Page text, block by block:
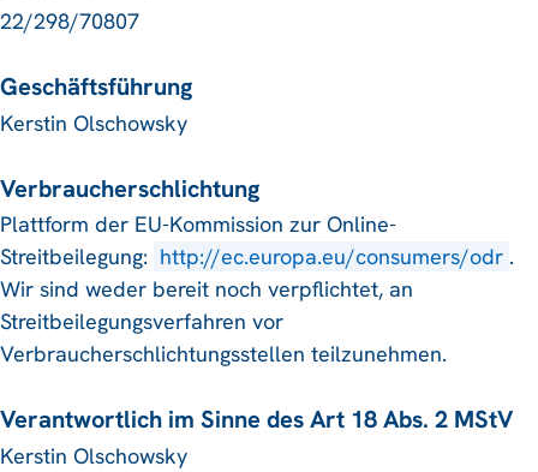
22/298/70807
Geschäftsführung
Kerstin Olschowsky
Verbraucherschlichtung
Plattform der EU-Kommission zur Online-
Streitbeilegung: http://ec.europa.eu/consumers/odr .
Wir sind weder bereit noch verpflichtet, an
Streitbeilegungsverfahren vor
Verbraucherschlichtungsstellen teilzunehmen.
Verantwortlich im Sinne des Art 18 Abs. 2 MStV
Kerstin Olschowsky